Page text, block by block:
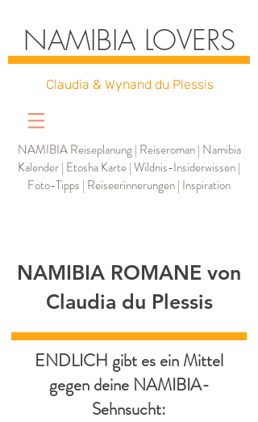
NAMIBIA LOVERS
Claudia & Wynand du Plessis
NAMIBIA Reiseplanung | Reiseroman | Namibia
Kalender | Etosha Karte | Wildnis-Insiderwissen |
Foto-Tipps | Reiseerinnerungen | Inspiration
NAMIBIA ROMANE von
Claudia du Plessis
ENDLICH gibt es ein Mittel
gegen deine NAMIBIA-
Sehnsucht: